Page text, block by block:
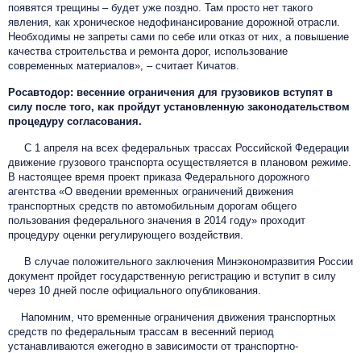
появятся трещины – будет уже поздно. Там просто нет такого
явления, как хроническое недофинансирование дорожной отрасли.
Необходимы не запреты сами по себе или отказ от них, а повышение
качества строительства и ремонта дорог, использование
современных материалов», – считает Кичатов.
Росавтодор: весенние ограничения для грузовиков вступят в
силу после того, как пройдут установленную законодательством
процедуру согласования.
С 1 апреля на всех федеральных трассах Российской Федерации
движение грузового транспорта осуществляется в плановом режиме.
В настоящее время проект приказа Федерального дорожного
агентства «О введении временных ограничений движения
транспортных средств по автомобильным дорогам общего
пользования федерального значения в 2014 году» проходит
процедуру оценки регулирующего воздействия.
В случае положительного заключения Минэкономразвития России
документ пройдет государственную регистрацию и вступит в силу
через 10 дней после официального опубликования.
Напомним, что временные ограничения движения транспортных
средств по федеральным трассам в весенний период
устанавливаются ежегодно в зависимости от транспортно-